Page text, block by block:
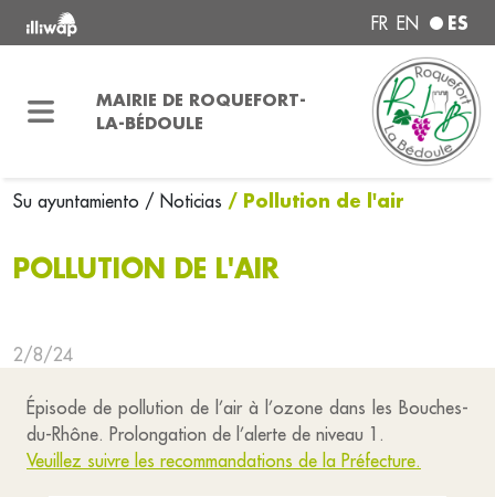
FR EN ES
MAIRIE DE ROQUEFORT-
LA-BÉDOULE
Su ayuntamiento / Noticias / Pollution de l'air
POLLUTION DE L'AIR
2/8/24
Épisode de pollution de l’air à l’ozone dans les Bouches-
du-Rhône. Prolongation de l’alerte de niveau 1.
Veuillez suivre les recommandations de la Préfecture.